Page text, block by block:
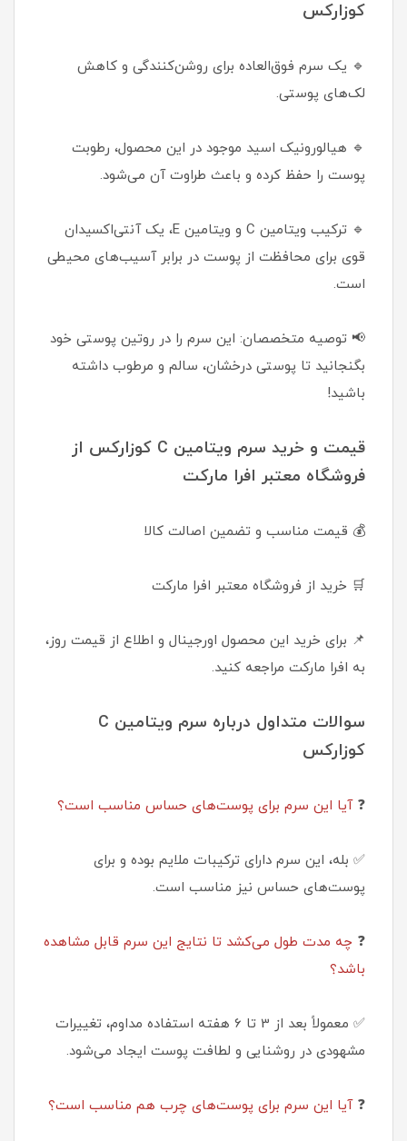
کوزارکس
🔹 یک سرم فوق‌العاده برای روشن‌کنندگی و کاهش
لک‌های پوستی.
🔹 هیالورونیک اسید موجود در این محصول، رطوبت
پوست را حفظ کرده و باعث طراوت آن می‌شود.
🔹 ترکیب ویتامین C و ویتامین E، یک آنتی‌اکسیدان
قوی برای محافظت از پوست در برابر آسیب‌های محیطی
است.
📢 توصیه متخصصان: این سرم را در روتین پوستی خود
بگنجانید تا پوستی درخشان، سالم و مرطوب داشته
باشید!
قیمت و خرید سرم ویتامین C کوزارکس از
فروشگاه معتبر افرا مارکت
💰 قیمت مناسب و تضمین اصالت کالا
🛒 خرید از فروشگاه معتبر افرا مارکت
📌 برای خرید این محصول اورجینال و اطلاع از قیمت روز،
به افرا مارکت مراجعه کنید.
سوالات متداول درباره سرم ویتامین C
کوزارکس
❓آیا این سرم برای پوست‌های حساس مناسب است؟
✅ بله، این سرم دارای ترکیبات ملایم بوده و برای
پوست‌های حساس نیز مناسب است.
❓ چه مدت طول می‌کشد تا نتایج این سرم قابل مشاهده
باشد؟
✅ معمولاً بعد از 3 تا 6 هفته استفاده مداوم، تغییرات
مشهودی در روشنایی و لطافت پوست ایجاد می‌شود.
❓آیا این سرم برای پوست‌های چرب هم مناسب است؟